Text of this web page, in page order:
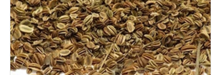
d
u
k
t
ů
u
j
e
m
e